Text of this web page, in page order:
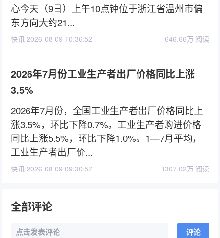
心今天（9日）上午10点钟位于浙江省温州市偏
东方向大约21...
快讯 2026-08-09 10:36:52 646.66万 阅读
2026年7月份工业生产者出厂价格同比上涨
3.5%
2026年7月份，全国工业生产者出厂价格同比上
涨3.5%，环比下降0.7%。工业生产者购进价格
同比上涨5.5%，环比下降1.0%。1—7月平均，
工业生产者出厂价...
快讯 2026-08-09 09:30:57 1307.02万 阅读
全部评论
点击发表评论 评论